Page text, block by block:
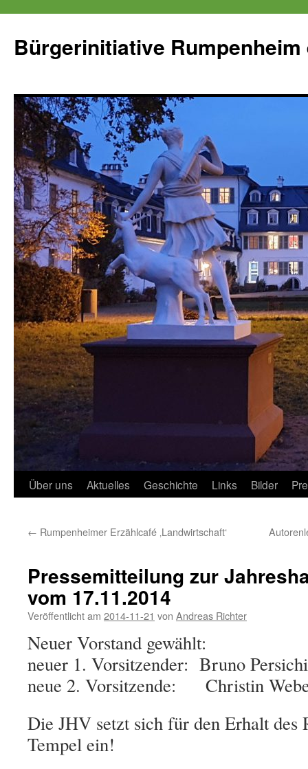
springen
Bürgerinitiative Rumpenheim
Über uns Aktuelles Geschichte Links Bilder
← Rumpenheimer Erzählcafé ‚Landwirtschaft‘
Pressemitteilung zur
vom 17.11.2014
Veröffentlicht am 2014-11-21 von Andreas Richter
Neuer Vorstand gewählt:
neuer 1. Vorsitzender: Bruno
neue 2. Vorsitzende: Christin
Die JHV setzt sich für den Erhalt des
Tempel ein!